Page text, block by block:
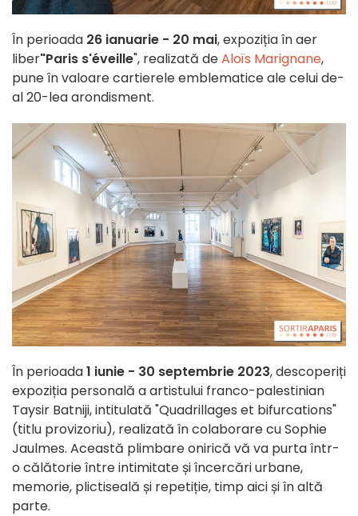
În perioada 26 ianuarie - 20 mai, expoziția în aer
liber"Paris s'éveille", realizată deAloïs Marignane,
pune în valoare cartierele emblematice ale celui de-
al 20-lea arondisment.
În perioada1 iunie - 30 septembrie 2023, descoperiți
expoziția personală a artistului franco-palestinian
Taysir Batniji, intitulată "Quadrillages et bifurcations"
(titlu provizoriu), realizată în colaborare cu Sophie
Jaulmes. Această plimbare onirică vă va purta într-
o călătorie între intimitate și încercări urbane,
memorie, plictiseală și repetiție, timp aici și în altă
parte.